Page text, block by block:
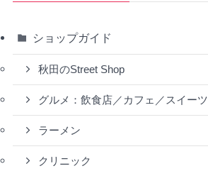
ショップガイド
秋田のStreet Shop
グルメ：飲食店／カフェ／スイーツ
ラーメン
クリニック